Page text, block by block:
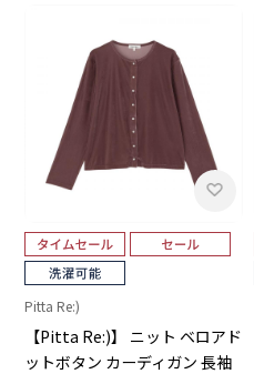
Pitta Re:)
【Pitta Re:)】 ニット ベロアド
ットボタン カーディガン 長袖